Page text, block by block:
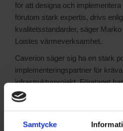
Samtycke
för att designa och
förutom stark expertis, drivs
kvalitetsstandarder, säger
Loistes värmeverksamhet.
Caverion säger sig ha en stark
implementeringspartner för
infrastrukturprojekt. Företaget
datacenterprojekt, såväl som
avancerade industri- och